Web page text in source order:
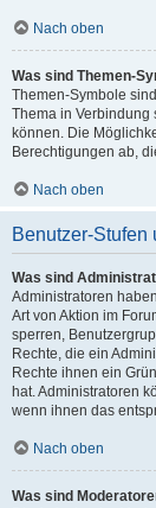
Nach oben
Was sind Themen-
Themen-Symbole
Thema in Verbindung
können. Die
Berechtigungen ab,
Nach oben
Benutzer-Stufen
Was sind
Administratoren
Art von Aktion im
sperren,
Rechte, die ein
Rechte ihnen ein
hat. Administratoren
wenn ihnen das
Nach oben
Was sind